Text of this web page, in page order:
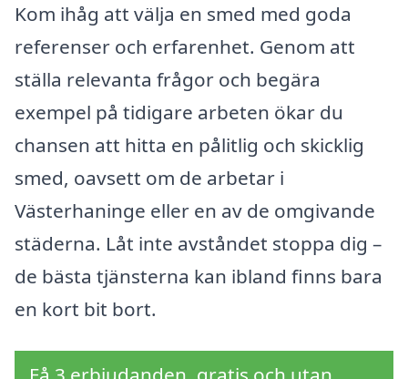
Kom ihåg att välja en smed med goda
referenser och erfarenhet. Genom att
ställa relevanta frågor och begära
exempel på tidigare arbeten ökar du
chansen att hitta en pålitlig och skicklig
smed, oavsett om de arbetar i
Västerhaninge eller en av de omgivande
städerna. Låt inte avståndet stoppa dig –
de bästa tjänsterna kan ibland finns bara
en kort bit bort.